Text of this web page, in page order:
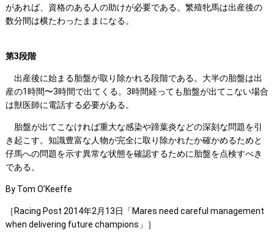
があれば、資格のある人の助けが必要である。繁殖牝馬は出産後の
数分間は横たわったままになる。
第3段階
出産後に始まる胎盤が取り除かれる段階である。大半の胎盤は出
産の1時間〜3時間で出てくる。3時間経っても胎盤が出てこない場合
は獣医師に電話する必要がある。
胎盤が出てこなければ重大な感染や蹄葉炎などの深刻な問題を引
き起こす。知識豊富な人物が完全に取り除かれたか確かめるためと
仔馬への問題を示す異常な状態を確認するために胎盤を点検すべき
である。
By Tom O’Keeffe
［Racing Post 2014年2月13日「Mares need careful management
when delivering future champions」］